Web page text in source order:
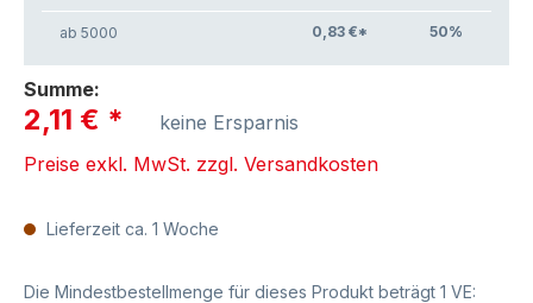
ab 5000 0,83 €* 50%
Summe:
2,11 € *
keine Ersparnis
Preise exkl. MwSt. zzgl. Versandkosten
Lieferzeit ca. 1 Woche
Die Mindestbestellmenge für dieses Produkt beträgt 1 VE: